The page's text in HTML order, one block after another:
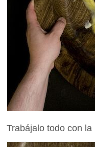
Trabájalo todo con